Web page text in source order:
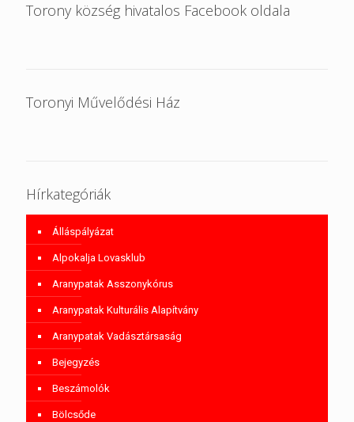
Torony község hivatalos Facebook oldala
Toronyi Művelődési Ház
Hírkategóriák
Álláspályázat
Alpokalja Lovasklub
Aranypatak Asszonykórus
Aranypatak Kulturális Alapítvány
Aranypatak Vadásztársaság
Bejegyzés
Beszámolók
Bölcsőde